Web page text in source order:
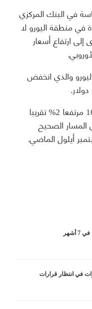
في البنك المركزي
في منطقة اليورو لا
إلى ارتفاع أسعار
والذي انخفض
وزاد مؤشر الدولار 0.05% إلى 104.03 مرتفعا 2% تقريبا
المسار الصحيح
أيلول الماضي.
تتراجع 6 دولارات في انتظار قرارات